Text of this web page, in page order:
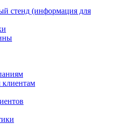
стенд (информация для